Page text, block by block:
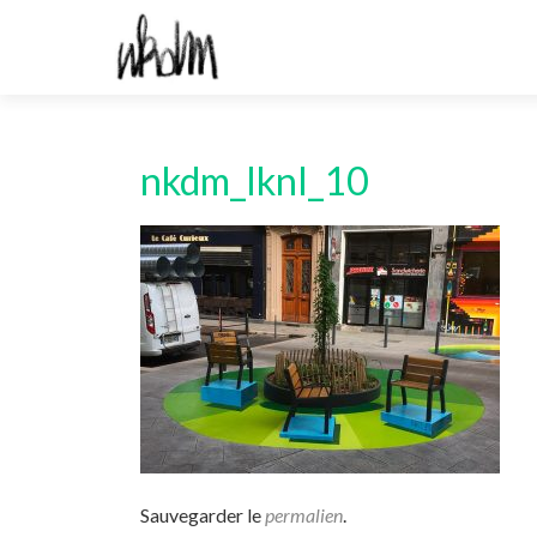
nkdm_lknl_10
Sauvegarder lepermalien.